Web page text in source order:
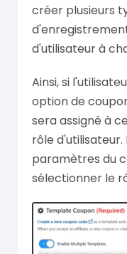
créer plusieurs
d'utilisateur à
Ainsi, si
option de
sera assigné à
rôle d'utilisateur.
paramètres du
sélectionner le